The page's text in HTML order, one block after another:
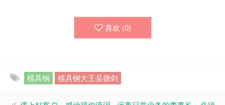
喜欢 (0)
模具钢 模具钢大王吴德剑